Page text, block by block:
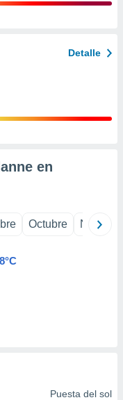
Detalle
en
Octubre
Puesta del sol